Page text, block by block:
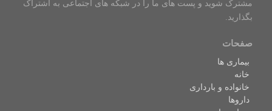
مشترک شوید و پست های ما را در شبکه های اجتماعی به اشتراک
بگذارید.
صفحات
بیماری ها
خانه
خانواده و بارداری
داروها